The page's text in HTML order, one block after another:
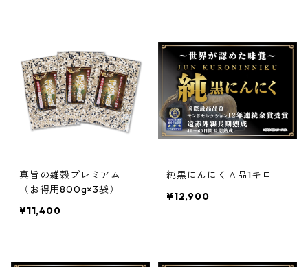
真旨の雑穀プレミアム
（お得用800g×3袋）
¥11,400
純黒にんにくＡ品1キロ
¥12,900